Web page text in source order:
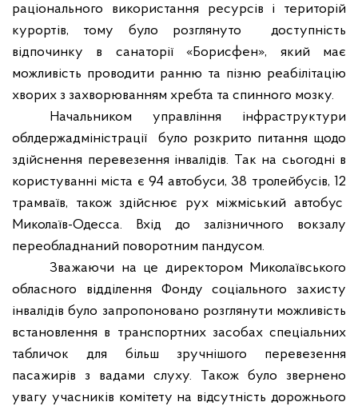
раціонального використання ресурсів і територій
курортів, тому було розглянуто
доступність
відпочинку в санаторії «Борисфен», який має
можливість проводити ранню та пізню реабілітацію
хворих з захворюванням хребта та спинного мозку.
Начальником управління інфраструктури
облдержадміністрації
було розкрито питання щодо
здійснення перевезення інвалідів. Так на сьогодні в
користуванні міста є 94 автобуси, 38 тролейбусів, 12
трамваїв, також здійснює рух міжміський автобус
Миколаїв-Одесса. Вхід до залізничного вокзалу
переобладнаний поворотним пандусом.
Зважаючи на це директором Миколаївського
обласного відділення Фонду соціального захисту
інвалідів було запропоновано розглянути можливість
встановлення в транспортних засобах спеціальних
табличок для більш зручнішого перевезення
пасажирів з вадами слуху. Також було звернено
увагу учасників комітету на відсутність дорожнього